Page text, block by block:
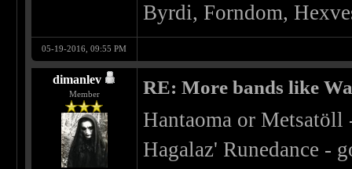
Byrdi, Forndom,
05-19-2016, 09:55 PM
dimanlev
Member RE: More bands like
Hantaoma or
Hagalaz' Runedance -